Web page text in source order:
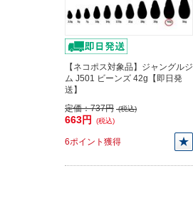
【ネコポス対象品】ジャングルジ
ム J501 ビーンズ 42g【即日発
送】
定価：737円 (税込)
663円 (税込)
6ポイント獲得